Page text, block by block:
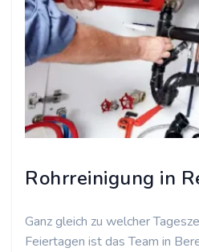
Rohrreinigung in
Ganz gleich zu welcher
Feiertagen ist das Team in